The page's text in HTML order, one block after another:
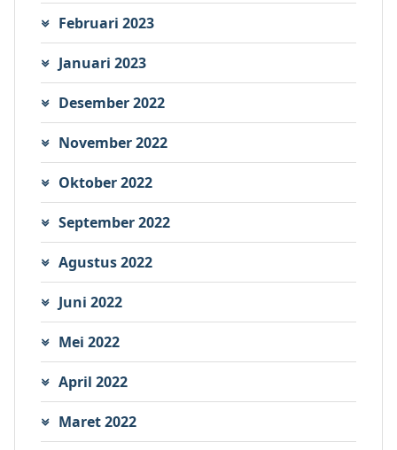
Februari 2023
Januari 2023
Desember 2022
November 2022
Oktober 2022
September 2022
Agustus 2022
Juni 2022
Mei 2022
April 2022
Maret 2022